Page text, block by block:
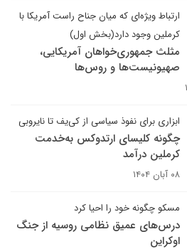
ارتباط ویژه‌ای که میان جناح راست آمریکا با
کرملین وجود دارد(بخش اول)
مثلث جمهوری‌خواهان آمریکایی،
صهیونیست‌ها و روس‌ها
ابزاری برای نفوذ سیاسی از کی‌یف تا نایروبی
چگونه کلیسای ارتدوکس به‌خدمت
کرملین درآمد
۰۸ آبان ۱۴۰۴
مسکو چگونه خود را احیا کرد
درس‌های عمیق نظامی روسیه از جنگ
اوکراین